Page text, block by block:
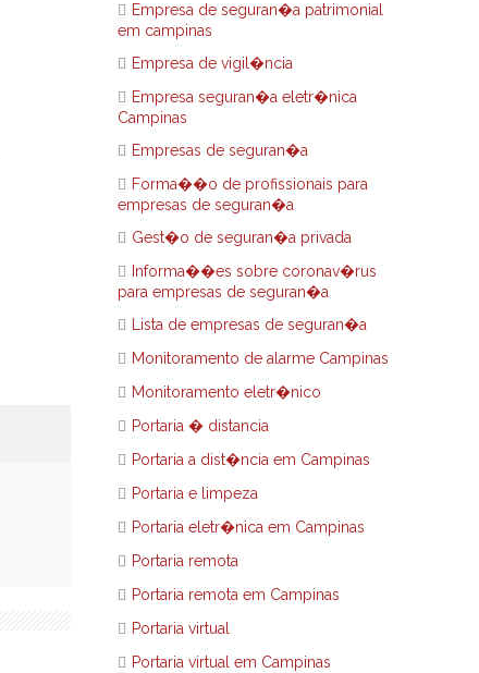
Empresa de seguran�a patrimonial
em campinas
Empresa de vigil�ncia
Empresa seguran�a eletr�nica
Campinas
Empresas de seguran�a
Forma��o de profissionais para
empresas de seguran�a
Gest�o de seguran�a privada
Informa��es sobre coronav�rus
para empresas de seguran�a
Lista de empresas de seguran�a
Monitoramento de alarme Campinas
Monitoramento eletr�nico
Portaria � distancia
Portaria a dist�ncia em Campinas
Portaria e limpeza
Portaria eletr�nica em Campinas
Portaria remota
Portaria remota em Campinas
Portaria virtual
Portaria virtual em Campinas